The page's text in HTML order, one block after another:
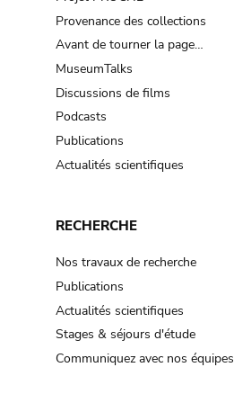
Provenance des collections
Avant de tourner la page…
MuseumTalks
Discussions de films
Podcasts
Publications
Actualités scientifiques
RECHERCHE
Nos travaux de recherche
Publications
Actualités scientifiques
Stages & séjours d'étude
Communiquez avec nos équipes